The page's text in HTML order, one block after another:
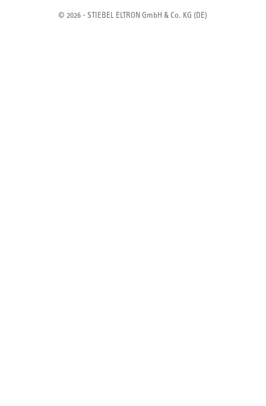
© 2026 - STIEBEL ELTRON GmbH & Co. KG (DE)